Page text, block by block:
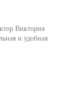
Виктория
и удобная